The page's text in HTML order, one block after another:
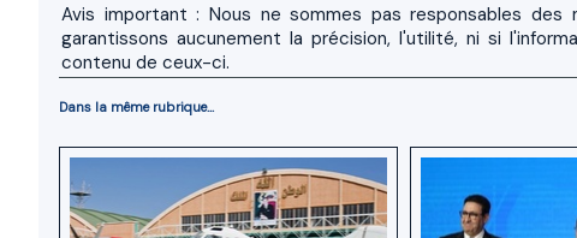
Avis important : Nous ne sommes pas responsables
garantissons aucunement la précision, l'utilité, ni si
contenu de ceux-ci.
Dans la même rubrique...